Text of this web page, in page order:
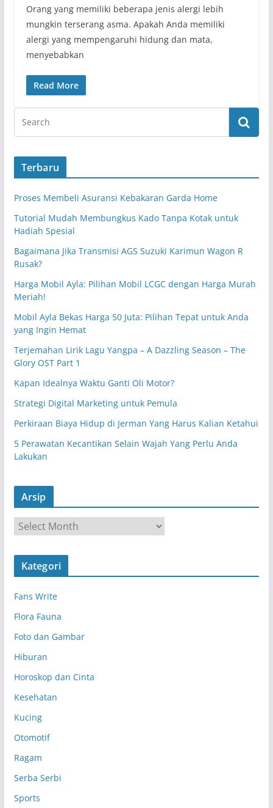
Orang yang memiliki beberapa jenis alergi lebih
mungkin terserang asma. Apakah Anda memiliki
alergi yang mempengaruhi hidung dan mata,
menyebabkan
Read More
Terbaru
Proses Membeli Asuransi Kebakaran Garda Home
Tutorial Mudah Membungkus Kado Tanpa Kotak untuk
Hadiah Spesial
Bagaimana Jika Transmisi AGS Suzuki Karimun Wagon R
Rusak?
Harga Mobil Ayla: Pilihan Mobil LCGC dengan Harga Murah
Meriah!
Mobil Ayla Bekas Harga 50 Juta: Pilihan Tepat untuk Anda
yang Ingin Hemat
Terjemahan Lirik Lagu Yangpa – A Dazzling Season – The
Glory OST Part 1
Kapan Idealnya Waktu Ganti Oli Motor?
Strategi Digital Marketing untuk Pemula
Perkiraan Biaya Hidup di Jerman Yang Harus Kalian Ketahui
5 Perawatan Kecantikan Selain Wajah Yang Perlu Anda
Lakukan
Arsip
r
s
Kategori
Fans Write
Flora Fauna
Foto dan Gambar
Hiburan
Horoskop dan Cinta
Kesehatan
Kucing
Otomotif
Ragam
Serba Serbi
Sports